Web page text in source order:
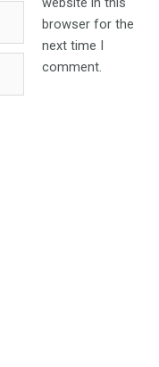
browser for the
next time I
comment.